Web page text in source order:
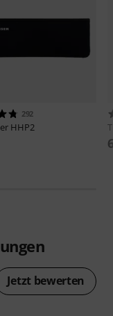
292
HHP2
Jetzt bewerten